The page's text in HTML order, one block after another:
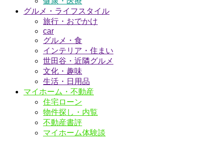
グルメ・ライフスタイル
旅行・おでかけ
car
グルメ・食
インテリア・住まい
世田谷・近隣グルメ
文化・趣味
生活・日用品
マイホーム・不動産
住宅ローン
物件探し・内覧
不動産書評
マイホーム体験談